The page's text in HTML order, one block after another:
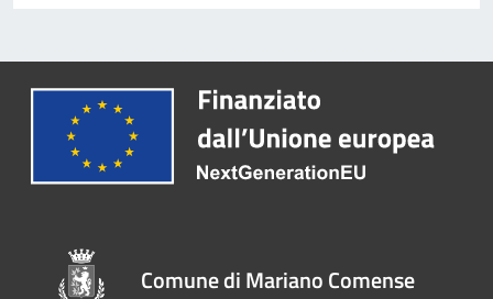
Comune di Mariano Comense